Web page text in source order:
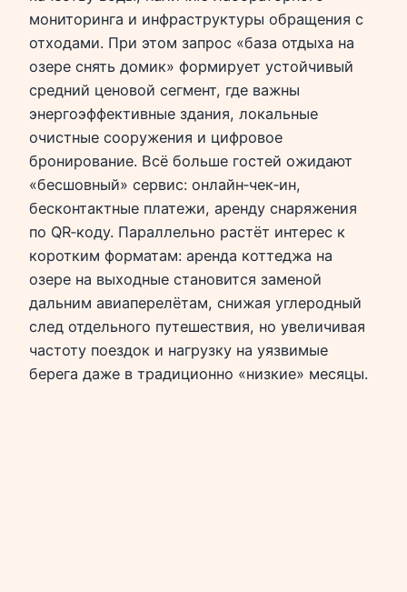
мониторинга и инфраструктуры обращения с
отходами. При этом запрос «база отдыха на
озере снять домик» формирует устойчивый
средний ценовой сегмент, где важны
энергоэффективные здания, локальные
очистные сооружения и цифровое
бронирование. Всё больше гостей ожидают
«бесшовный» сервис: онлайн‑чек‑ин,
бесконтактные платежи, аренду снаряжения
по QR‑коду. Параллельно растёт интерес к
коротким форматам: аренда коттеджа на
озере на выходные становится заменой
дальним авиаперелётам, снижая углеродный
след отдельного путешествия, но увеличивая
частоту поездок и нагрузку на уязвимые
берега даже в традиционно «низкие» месяцы.